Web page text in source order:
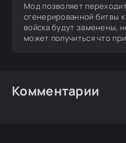
Мод позволяет
сгенерированной битвы
войска будут заменены,
может получиться что
Комментарии